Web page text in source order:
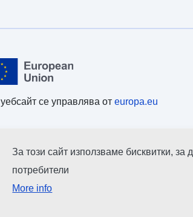
се управлява от europa.eu
За този сайт използваме бисквитки,
потребители
More info